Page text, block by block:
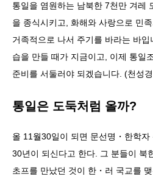
통일을 염원하는 남북한 7천만 겨레
을 종식시키고, 화해와 사랑으로 민
거족적으로 나서 주기를 바라는 바
습을 만들 때가 지금이고, 이제 통일
준비를 서둘러야 되겠습니다. (천성
통일은 도둑처럼 올까?
올 11월30일이 되면 문선명・한학
30년이 되신다고 한다. 그 분들이 북
초프를 만났던 것이 한・러 국교를